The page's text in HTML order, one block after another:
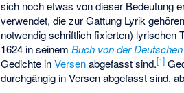
sich noch etwas von dieser Bedeutung
verwendet, die zur Gattung Lyrik
notwendig schriftlich fixierten) lyrischen
1624 in seinemBuch von der
Gedichte inVersenabgefasst sind.[1]
durchgängig in Versen abgefasst sind,